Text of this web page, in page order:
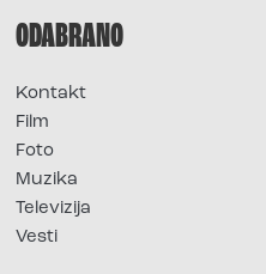
ODABRANO
Kontakt
Film
Foto
Muzika
Televizija
Vesti